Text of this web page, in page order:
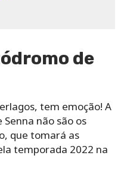
de
tem emoção! A
não são os
que tomará as
temporada 2022 na